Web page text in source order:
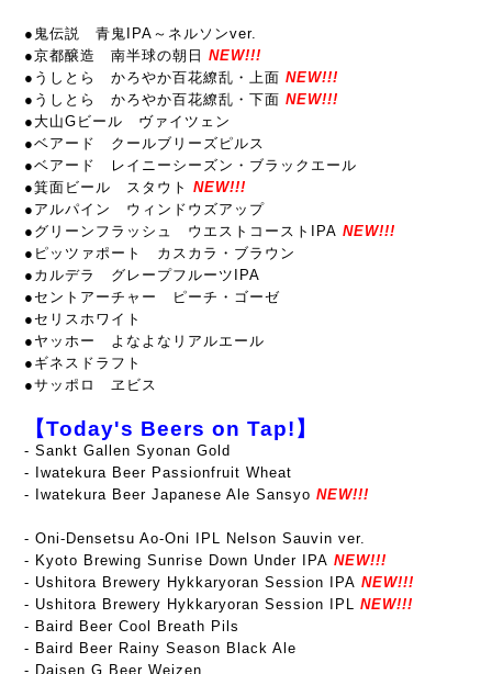
●鬼伝説 青鬼IPA～ネルソンver.
●京都醸造 南半球の朝日 NEW!!!
●うしとら かろやか百花繚乱・上面 NEW!!!
●うしとら かろやか百花繚乱・下面 NEW!!!
●大山Gビール ヴァイツェン
●ベアード クールブリーズピルス
●ベアード レイニーシーズン・ブラックエール
●箕面ビール スタウト NEW!!!
●アルパイン ウィンドウズアップ
●グリーンフラッシュ ウエストコーストIPA NEW!!!
●ピッツァポート カスカラ・ブラウン
●カルデラ グレープフルーツIPA
●セントアーチャー ピーチ・ゴーゼ
●セリスホワイト
●ヤッホー よなよなリアルエール
●ギネスドラフト
●サッポロ ヱビス
【Today's Beers on Tap!】
- Sankt Gallen Syonan Gold
- Iwatekura Beer Passionfruit Wheat
- Iwatekura Beer Japanese Ale Sansyo NEW!!!
- Oni-Densetsu Ao-Oni IPL Nelson Sauvin ver.
- Kyoto Brewing Sunrise Down Under IPA NEW!!!
- Ushitora Brewery Hykkaryoran Session IPA NEW!!!
- Ushitora Brewery Hykkaryoran Session IPL NEW!!!
- Baird Beer Cool Breath Pils
- Baird Beer Rainy Season Black Ale
- Daisen G Beer Weizen